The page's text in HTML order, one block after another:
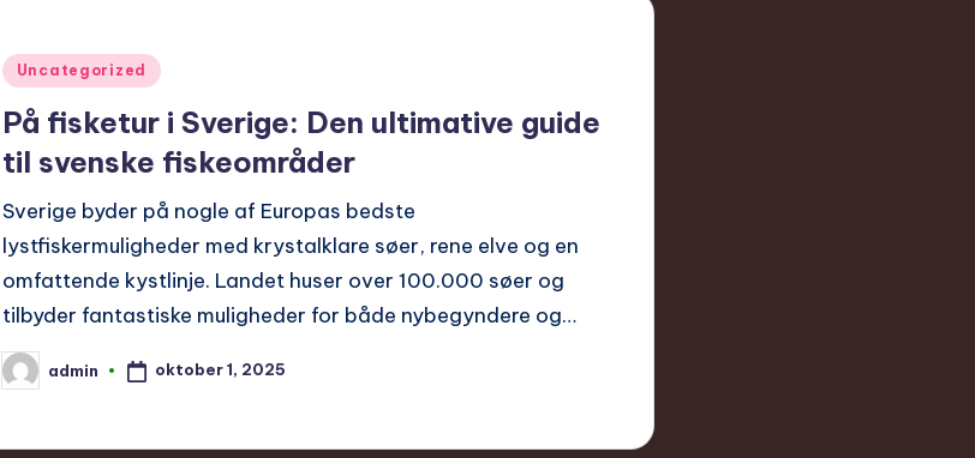
Posted
Uncategorized
På fisketur i Sverige: Den ultimative guide
til svenske fiskeområder
Sverige byder på nogle af Europas bedste
lystfiskermuligheder med krystalklare søer, rene elve og en
omfattende kystlinje. Landet huser over 100.000 søer og
tilbyder fantastiske muligheder for både nybegyndere og…
Posted
by
admin oktober 1, 2025